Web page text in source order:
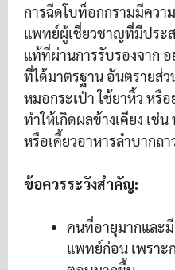
การฉีดโบท็อกกรามมีควา
แพทย์ผู้เชี่ยวชาญที่มีประ
แท้ที่ผ่านการรับรองจาก
ที่ได้มาตรฐาน อันตรายส่
หมอกระเป๋า ใช้ยาหิ้ว หรื
ทำให้เกิดผลข้างเคียง เช่
หรือเคี้ยวอาหารลำบากถา
ข้อควรระวังสำคัญ:
คนที่อายุมากและ
แพทย์ก่อน เพราะ